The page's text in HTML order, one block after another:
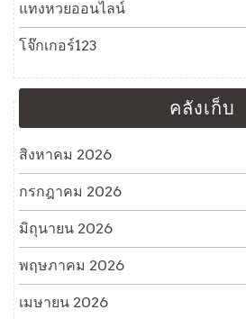
แทงหวยออนไลน์
โจ๊กเกอร์123
คลังเก็บ
สิงหาคม 2026
กรกฎาคม 2026
มิถุนายน 2026
พฤษภาคม 2026
เมษายน 2026